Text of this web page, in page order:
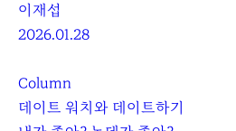
이재섭
2026.01.28
Column
데이트 워치와 데이트하기